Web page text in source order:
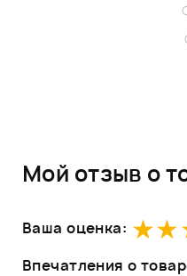
Мой отзыв о
Ваша оценка:
Впечатления о